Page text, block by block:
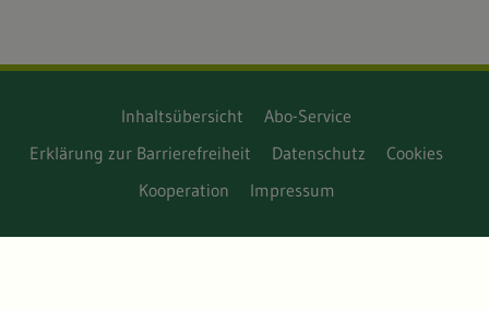
Inhaltsübersicht
Abo-Service
Erklärung zur Barrierefreiheit
Datenschutz
Cookies
Kooperation
Impressum